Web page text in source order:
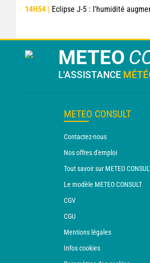
14H54 | Eclipse J-5 : l'humidité augmente-t-elle
METEO
L'ASSISTANCE
METEO CONSULT
Contactez-nous
Nos offres d'emploi
Tout savoir sur METEO
Le modèle METEO CONSULT
CGV
CGU
Mentions légales
Infos cookies